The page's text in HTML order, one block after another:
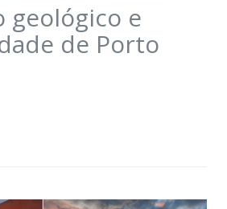
geológico e
de Porto